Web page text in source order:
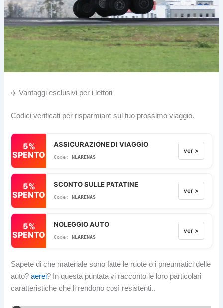
✈️ Vantaggi esclusivi per i lettori
Codici verificati per risparmiare sul tuo prossimo viaggio.
5%
SPENTO
ASSICURAZIONE DI VIAGGIO
NLARENAS
ver >
5%
SPENTO
SCONTO SULLE PATATINE
NLARENAS
ver >
5%
SPENTO
NOLEGGIO AUTO
NLARENAS
ver >
Sapete di che materiale sono fatte le ruote o i pneumatici delle
auto?aerei? In questa puntata vi racconto le loro particolari
caratteristiche che li rendono così resistenti..